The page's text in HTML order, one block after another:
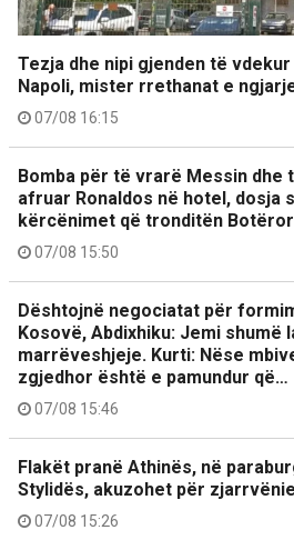
Tezja dhe nipi gjenden të
Napoli, mister rrethanat e
07/08 16:15
Bomba për të vrarë Messin dhe
afruar Ronaldos në hotel, dosja
kërcënimet që tronditën
07/08 15:50
Dështojnë negociatat për
Kosovë, Abdixhiku: Jemi shumë
marrëveshjeje. Kurti: Nëse
zgjedhor është e pamundur që…
07/08 15:46
Flakët pranë Athinës, në
Stylidës, akuzohet për zjarrvënie
07/08 15:26